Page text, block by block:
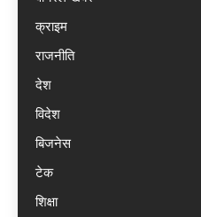
क्राइम
राजनीति
देश
विदेश
बिजनेस
टेक
शिक्षा